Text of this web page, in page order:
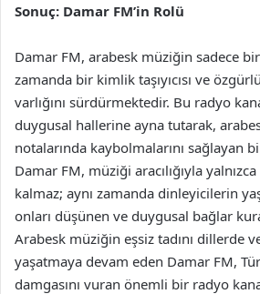
Sonuç: Damar FM’in Rolü
Damar FM, arabesk müziğin sadece
zamanda bir kimlik taşıyıcısı ve
varlığını sürdürmektedir. Bu radyo
duygusal hallerine ayna tutarak,
notalarında kaybolmalarını sağlayan
Damar FM, müziği aracılığıyla
kalmaz; aynı zamanda dinleyicilerin
onları düşünen ve duygusal bağlar
Arabesk müziğin eşsiz tadını dillerde
yaşatmaya devam eden Damar FM,
damgasını vuran önemli bir radyo